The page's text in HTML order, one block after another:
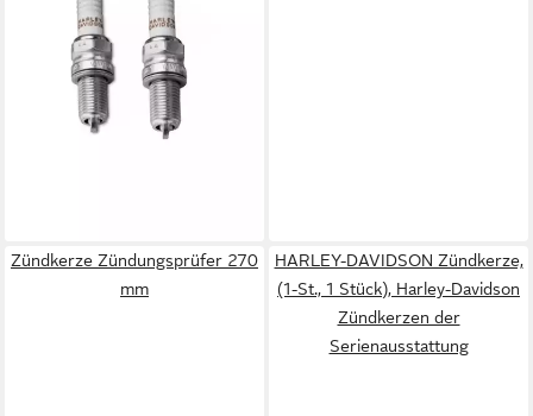
Zündkerze Zündungsprüfer 270
mm
HARLEY-DAVIDSON Zündkerze,
(1-St., 1 Stück), Harley-Davidson
Zündkerzen der
Serienausstattung